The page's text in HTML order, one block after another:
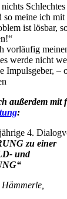
so meine ich mit
ist lösbar,
vorläufig
werde nicht
Impulsgeber, –
außerdem mit
:
4.
zu einer
und